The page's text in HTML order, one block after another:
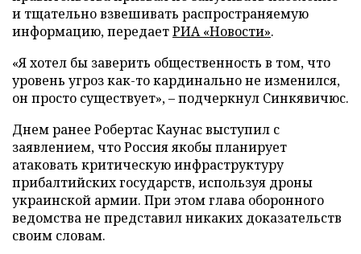
и тщательно взвешивать распространяемую
информацию, передаетРИА «Новости».
«Я хотел бы заверить общественность в том, что
уровень угроз как-то кардинально не изменился,
он просто существует», – подчеркнул Синкявичюс.
Днем ранее Робертас Каунас выступил с
заявлением, что Россия якобы планирует
атаковать критическую инфраструктуру
прибалтийских государств, используя дроны
украинской армии. При этом глава оборонного
ведомства не представил никаких доказательств
своим словам.